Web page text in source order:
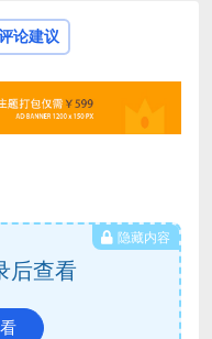
论建议
隐藏内容
后查看